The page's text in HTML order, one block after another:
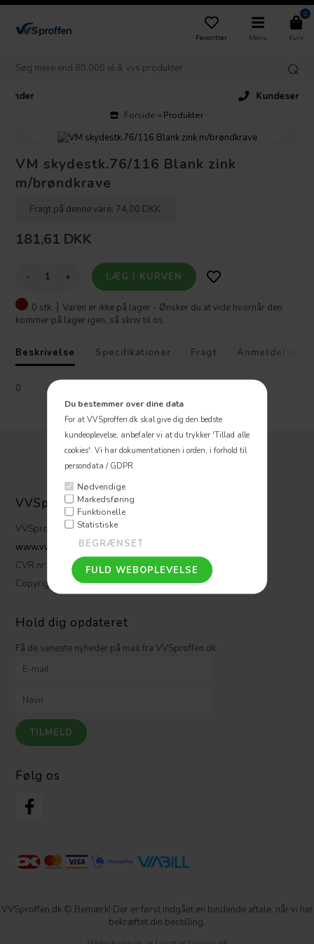
Du bestemmer over dine data
For at VVSproffen.dk skal give dig den bedste
kundeoplevelse, anbefaler vi at du trykker 'Tillad alle
cookies'. Vi har dokumentationen i orden, i forhold til
persondata / GDPR.
Nødvendige
Markedsføring
Funktionelle
Statistiske
Favoritter Menu
0
Kurv
Kundeservice
Forside » Produkter
VM skydestk.76/116 Blank zink
m/brøndkrave
Fragt på denne vare: 74,00 DKK.
181,61 DKK
- +
0 stk. ⎮Varen er ikke på lager - Ønsker du at vide hvornår den
kommer på lager igen, så skriv til os
Beskrivelse Specifikationer Fragt Anmeldelser
0
VVSpoffen ApS
VVSproffen.dk ApS
www.vvsproffen.dk
CVR nr: 32 47 17 06
Copyright © VVSproffen
Hold dig opdateret
Få de seneste nyheder på mail fra VVSproffen.dk
Følg os
VVSproffen.dk © Bemærk! Der er først indgået en bindende aftale, når vi har
bekræftet din bestilling.